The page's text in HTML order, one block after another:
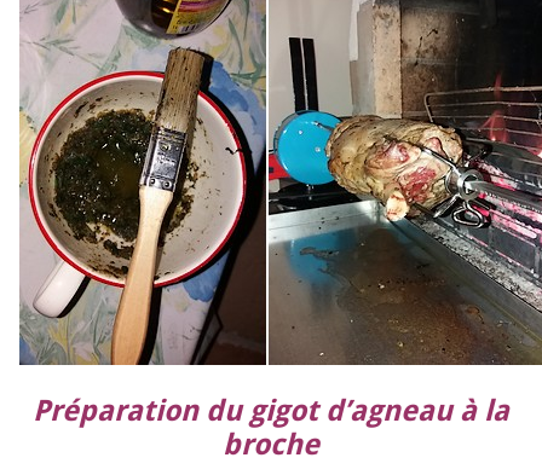
Préparation du gigot d’agneau à la
broche